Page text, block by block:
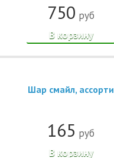
750 руб
В корзину
Шар смайл, ассорти
165 руб
В корзину